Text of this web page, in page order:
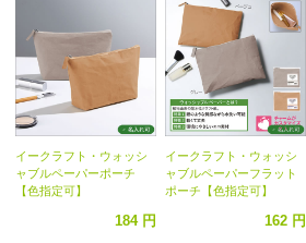
イークラフト・ウォッシ
ャブルペーパーポーチ
【色指定可】
184 円
イークラフト・ウォッシ
ャブルペーパーフラット
ポーチ【色指定可】
162 円